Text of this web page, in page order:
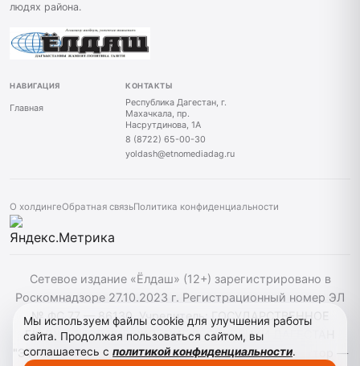
людях района.
НАВИГАЦИЯ
Главная
КОНТАКТЫ
Республика Дагестан, г.
Махачкала, пр.
Насрутдинова, 1А
8 (8722) 65-00-30
yoldash@etnomediadag.ru
О холдингеОбратная связьПолитика конфиденциальности
Сетевое издание «Ёлдаш» (12+) зарегистрировано в
Роскомнадзоре 27.10.2023 г. Регистрационный номер ЭЛ
№ ФС 77 — 86130. Учредитель: ГОСУДАРСТВЕННОЕ
БЮДЖЕТНОЕ УЧРЕЖДЕНИЕ РЕСПУБЛИКИ ДАГЕСТАН
"ЭТНОМЕДИАХОЛДИНГ "ДАГЕСТАН" главный редактор —
Мы используем файлы cookie для улучшения работы
сайта. Продолжая пользоваться сайтом, вы
соглашаетесь с политикой конфиденциальности.